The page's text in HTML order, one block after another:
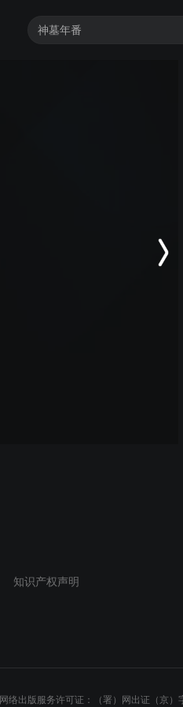
知识产权声明
网络出版服务许可证：（署）网出证（京）